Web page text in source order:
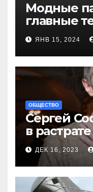
Модные
главные
новинок
ЯНВ 15, 2024
ОБЩЕСТВО
Сергей
в
меня
ДЕК 16, 2023